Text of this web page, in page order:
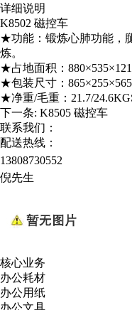
详细说明
K8502 磁控车
★功能：锻炼心肺功能，
炼。
★占地面积：
★包装尺寸：
★净重/毛重：21.7/
下一条: K8505 磁控车
联系我们：
配送热线：
13808730552
倪先生
核心业务
办公耗材
办公用纸
办公文具